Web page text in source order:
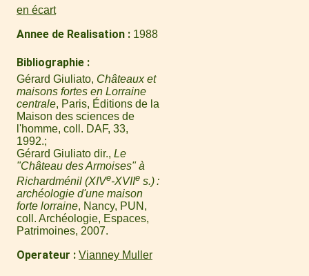
en écart
Annee de Realisation 1988
Bibliographie
Gérard Giuliato, Châteaux et
maisons fortes en Lorraine
centrale, Paris, Éditions de la
Maison des sciences de
l'homme, coll. DAF, 33,
1992.
Gérard Giuliato dir., Le
"Château des Armoises" à
Richardménil (XIVe-XVIIe s.) :
archéologie d'une maison
forte lorraine, Nancy, PUN,
coll. Archéologie, Espaces,
Patrimoines, 2007.
Operateur Vianney Muller